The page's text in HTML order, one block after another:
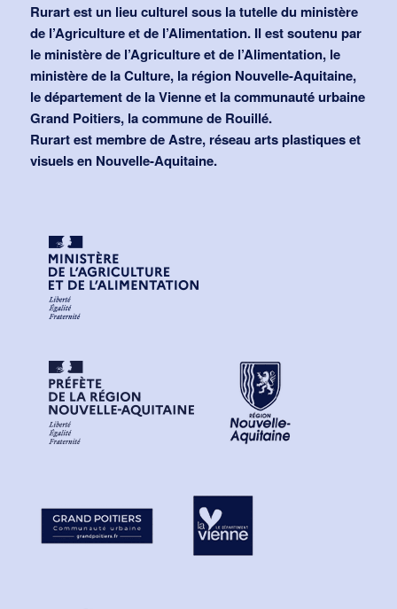
Rurart est un lieu culturel sous la tutelle du ministère
de l’Agriculture et de l’Alimentation. Il est soutenu par
le ministère de l’Agriculture et de l’Alimentation, le
ministère de la Culture, la région Nouvelle-Aquitaine,
le département de la Vienne et la communauté urbaine
Grand Poitiers, la commune de Rouillé.
Rurart est membre de Astre, réseau arts plastiques et
visuels en Nouvelle-Aquitaine.